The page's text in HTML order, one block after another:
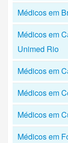
Médicos em
Médicos em
Unimed Rio
Médicos em
Médicos em
Médicos em
Médicos em